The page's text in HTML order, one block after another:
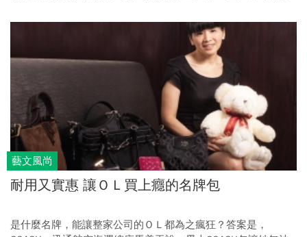
藝文風尚
耐用又實惠 讓ＯＬ買上癮的名牌包
是什麼名牌，能讓整家公司的ＯＬ都為之瘋狂？答案是，